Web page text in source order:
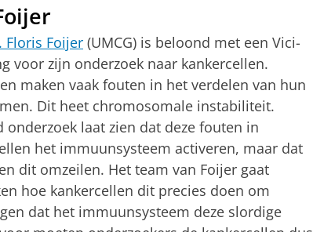
Floris Foijer (UMCG) is beloond met een Vici-
voor zijn onderzoek naar kankercellen.
maken vaak fouten in het verdelen van hun
Dit heet chromosomale instabiliteit.
onderzoek laat zien dat deze fouten in
het immuunsysteem activeren, maar dat
dit omzeilen. Het team van Foijer gaat
hoe kankercellen dit precies doen om
dat het immuunsysteem deze slordige